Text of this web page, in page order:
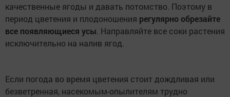
качественные ягоды и давать потомство. Поэтому в
период цветения и плодоношения регулярно обрезайте
все появляющиеся усы. Направляйте все соки растения
исключительно на налив ягод.
Если погода во время цветения стоит дождливая или
безветренная, насекомым-опылителям трудно